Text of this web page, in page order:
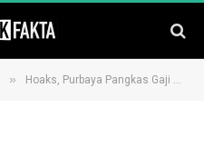
» Hoaks, Purbaya Pangkas Gaji ke-13 PNS, PPPK, TNI, dan Polri